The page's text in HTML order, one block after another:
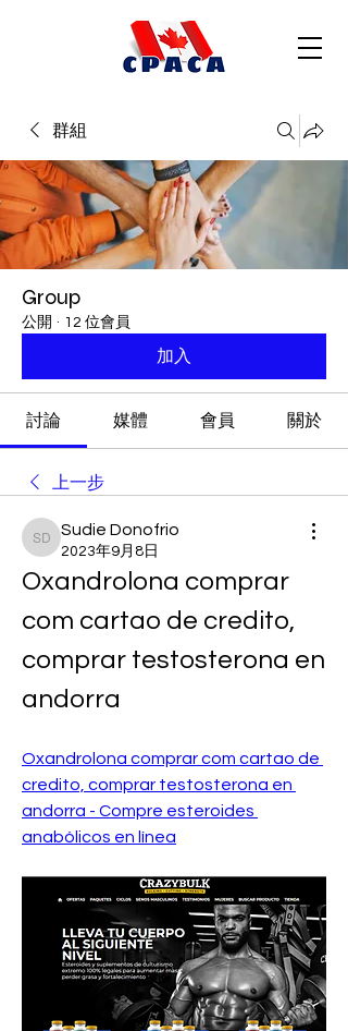
群組
Group
公開 · 12 位會員
加入
討論 媒體 會員 關於
上一步
Sudie Donofrio
Sudie Donofrio
2023年9月8日
Oxandrolona comprar
com cartao de credito,
comprar testosterona en
andorra
Oxandrolona comprar com cartao de
credito, comprar testosterona en
andorra - Compre esteroides
anabólicos en línea